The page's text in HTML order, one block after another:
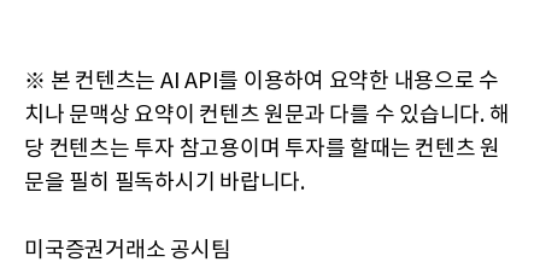
※ 본 컨텐츠는 AI API를 이용하여 요약한 내용으로 수
치나 문맥상 요약이 컨텐츠 원문과 다를 수 있습니다. 해
당 컨텐츠는 투자 참고용이며 투자를 할때는 컨텐츠 원
문을 필히 필독하시기 바랍니다.
미국증권거래소 공시팀